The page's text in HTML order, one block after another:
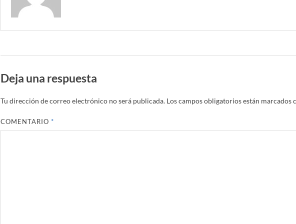
Deja una respuesta
Tu dirección de correo electrónico no será publicada. Los campos obligatorios están marcados
COMENTARIO *